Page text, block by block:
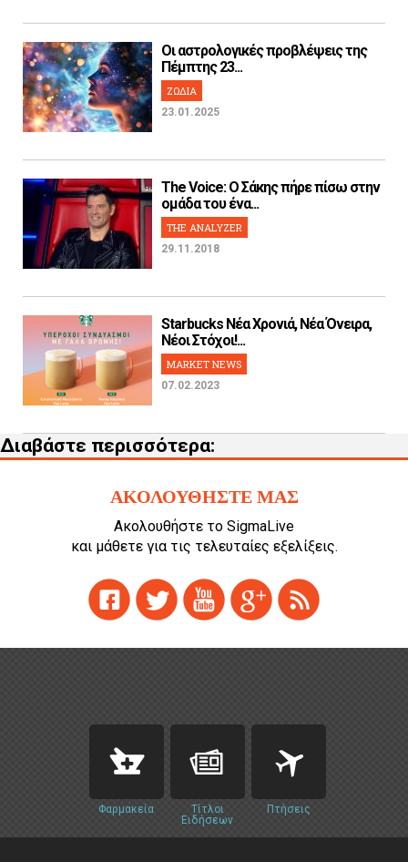
Οι αστρολογικές προβλέψεις της
Πέμπτης 23...
ΖΩΔΙΑ
23.01.2025
The Voice: Ο Σάκης πήρε πίσω στην
ομάδα του ένα...
THE ANALYZER
29.11.2018
Starbucks Νέα Χρονιά, Νέα Όνειρα,
Νέοι Στόχοι!...
MARKET NEWS
07.02.2023
Διαβάστε περισσότερα:
ΑΚΟΛΟΥΘΗΣΤΕ ΜΑΣ
Ακολουθήστε το SigmaLive
και μάθετε για τις τελευταίες εξελίξεις.
Φαρμακεία
Τίτλοι
Ειδήσεων
Πτήσεις